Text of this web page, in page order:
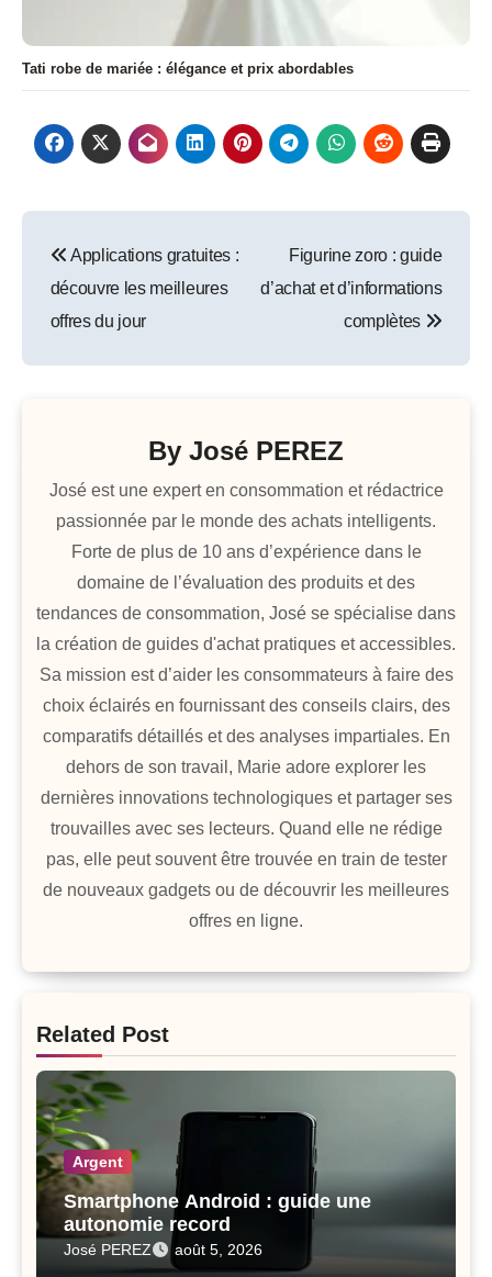
Tati robe de mariée : élégance et prix abordables
de
l’article
Applications gratuites :
découvre les meilleures
offres du jour
Figurine zoro : guide
d’achat et d’informations
complètes
By José PEREZ
José est une expert en consommation et rédactrice
passionnée par le monde des achats intelligents.
Forte de plus de 10 ans d’expérience dans le
domaine de l’évaluation des produits et des
tendances de consommation, José se spécialise dans
la création de guides d'achat pratiques et accessibles.
Sa mission est d’aider les consommateurs à faire des
choix éclairés en fournissant des conseils clairs, des
comparatifs détaillés et des analyses impartiales. En
dehors de son travail, Marie adore explorer les
dernières innovations technologiques et partager ses
trouvailles avec ses lecteurs. Quand elle ne rédige
pas, elle peut souvent être trouvée en train de tester
de nouveaux gadgets ou de découvrir les meilleures
offres en ligne.
Related Post
Argent
Smartphone Android : guide une
autonomie record
José PEREZ août 5, 2026